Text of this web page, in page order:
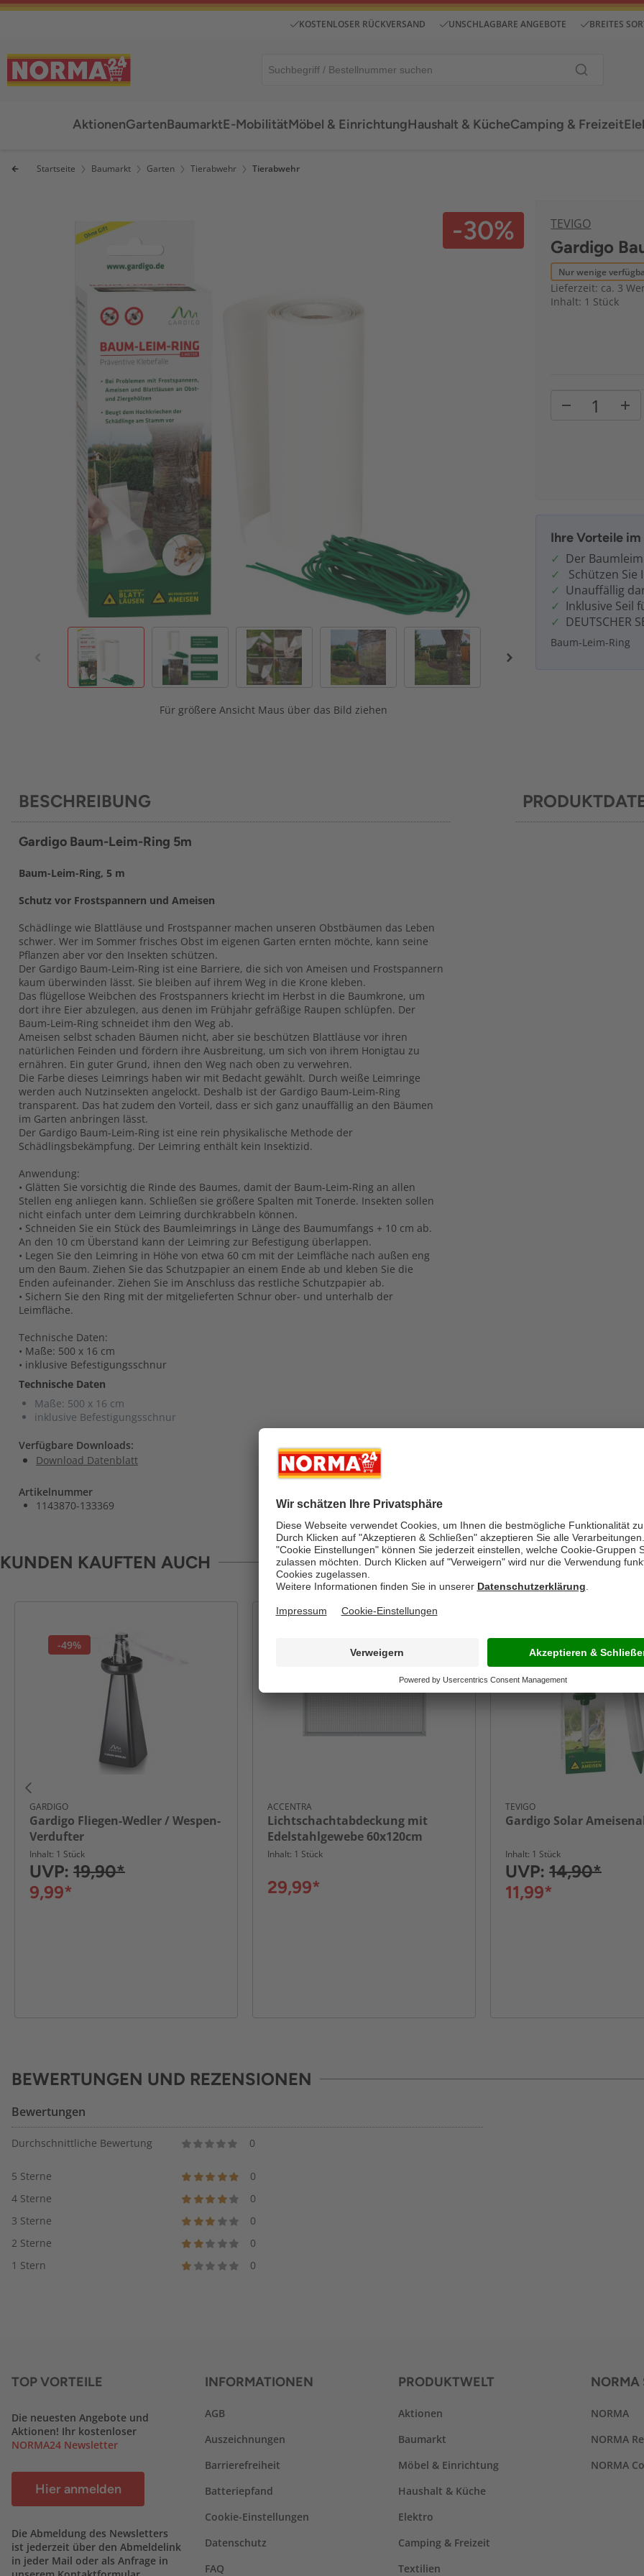
KOSTENLOSER RÜCKVERSAND UNSCHLAGBARE ANGEBOTE BREITES
AktionenGartenBaumarktE-MobilitätMöbel & EinrichtungHaushalt & KücheCamping & Freizeit
Startseite Baumarkt Garten Tierabwehr Tierabwehr
Für größere Ansicht Maus über das Bild ziehen
-30% TEVIGO
Gardigo
Nur wenige
Lieferzeit: ca. 3
Inhalt: 1 Stück
Ihre Vorteile
Der
Schützen Sie
Unauffällig
Inklusive Seil
DEUTSCHER
Baum-Leim-Ring
BESCHREIBUNG
Gardigo Baum-Leim-Ring 5m
Baum-Leim-Ring, 5 m
Schutz vor Frostspannern und Ameisen
Schädlinge wie Blattläuse und Frostspanner machen unseren Obstbäumen das Leben
schwer. Wer im Sommer frisches Obst im eigenen Garten ernten möchte, kann seine
Pflanzen aber vor den Insekten schützen.
Der Gardigo Baum-Leim-Ring ist eine Barriere, die sich von Ameisen und Frostspannern
kaum überwinden lässt. Sie bleiben auf ihrem Weg in die Krone kleben.
Das flügellose Weibchen des Frostspanners kriecht im Herbst in die Baumkrone, um
dort ihre Eier abzulegen, aus denen im Frühjahr gefräßige Raupen schlüpfen. Der
Baum-Leim-Ring schneidet ihm den Weg ab.
Ameisen selbst schaden Bäumen nicht, aber sie beschützen Blattläuse vor ihren
natürlichen Feinden und fördern ihre Ausbreitung, um sich von ihrem Honigtau zu
ernähren. Ein guter Grund, ihnen den Weg nach oben zu verwehren.
Die Farbe dieses Leimrings haben wir mit Bedacht gewählt. Durch weiße Leimringe
werden auch Nutzinsekten angelockt. Deshalb ist der Gardigo Baum-Leim-Ring
transparent. Das hat zudem den Vorteil, dass er sich ganz unauffällig an den Bäumen
im Garten anbringen lässt.
Der Gardigo Baum-Leim-Ring ist eine rein physikalische Methode der
Schädlingsbekämpfung. Der Leimring enthält kein Insektizid.
Anwendung:
• Glätten Sie vorsichtig die Rinde des Baumes, damit der Baum-Leim-Ring an allen
Stellen eng anliegen kann. Schließen sie größere Spalten mit Tonerde. Insekten sollen
nicht einfach unter dem Leimring durchkrabbeln können.
• Schneiden Sie ein Stück des Baumleimrings in Länge des Baumumfangs + 10 cm ab.
An den 10 cm Überstand kann der Leimring zur Befestigung überlappen.
• Legen Sie den Leimring in Höhe von etwa 60 cm mit der Leimfläche nach außen eng
um den Baum. Ziehen Sie das Schutzpapier an einem Ende ab und kleben Sie die
Enden aufeinander. Ziehen Sie im Anschluss das restliche Schutzpapier ab.
• Sichern Sie den Ring mit der mitgelieferten Schnur ober- und unterhalb der
Leimfläche.
Technische Daten:
• Maße: 500 x 16 cm
• inklusive Befestigungsschnur
Technische Daten
Maße: 500 x 16 cm
inklusive Befestigungsschnur
Verfügbare Downloads:
Download Datenblatt
Artikelnummer
1143870-133369
KUNDEN KAUFTEN AUCH
-49%
GARDIGO
Gardigo Fliegen-Wedler / Wespen-
Verdufter
Inhalt: 1 Stück
UVP: 19,90*
9,99*
ACCENTRA
Lichtschachtabdeckung mit
Edelstahlgewebe 60x120cm
Inhalt: 1 Stück
29,99*
TEVIGO
Gardigo Solar
Inhalt: 1 Stück
UVP: 14,90*
11,99*
BEWERTUNGEN UND REZENSIONEN
Bewertungen
Durchschnittliche Bewertung 0
5 Sterne
0
4 Sterne
0
3 Sterne
0
2 Sterne
0
1 Stern
0
TOP VORTEILE
Die neuesten Angebote und
Aktionen! Ihr kostenloser
NORMA24 Newsletter
Hier anmelden
Die Abmeldung des Newsletters
ist jederzeit über den Abmeldelink
in jeder Mail oder als Anfrage in
INFORMATIONEN
AGB
Auszeichnungen
Barrierefreiheit
Batteriepfand
Cookie-Einstellungen
Datenschutz
FAQ
PRODUKTWELT
Aktionen
Baumarkt
Möbel & Einrichtung
Haushalt & Küche
Elektro
Camping & Freizeit
Textilien
NORMA
NORMA
NORMA
NORMA